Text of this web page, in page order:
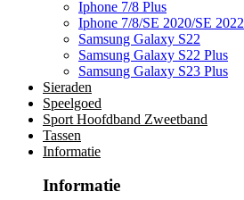
Iphone 7/8 Plus
Iphone 7/8/SE 2020/SE 2022
Samsung Galaxy S22
Samsung Galaxy S22 Plus
Samsung Galaxy S23 Plus
Sieraden
Speelgoed
Sport Hoofdband Zweetband
Tassen
Informatie
Informatie